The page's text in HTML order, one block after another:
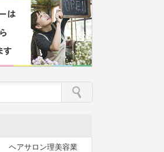
ヘアサロン理美容業